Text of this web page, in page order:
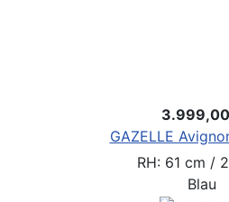
GAZELLE
RH: 61 cm /
Blau